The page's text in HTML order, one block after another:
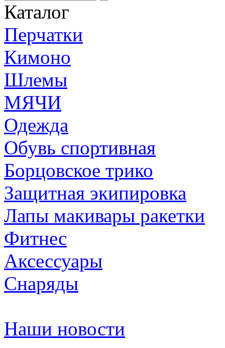
Каталог
Перчатки
Кимоно
Шлемы
МЯЧИ
Одежда
Обувь спортивная
Борцовское трико
Защитная экипировка
Лапы макивары ракетки
Фитнес
Аксессуары
Снаряды
Наши новости